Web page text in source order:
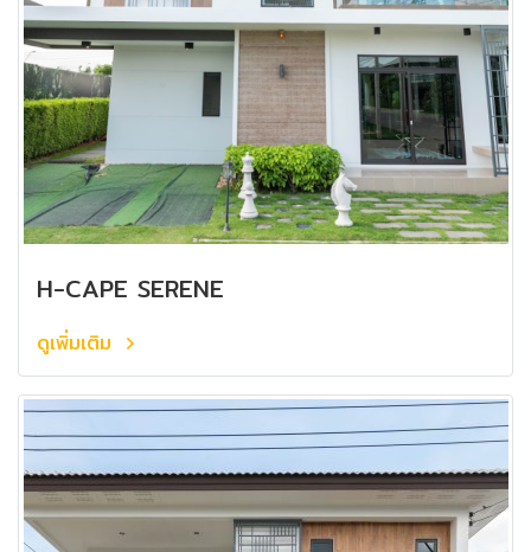
H-CAPE SERENE
ดูเพิ่มเติม